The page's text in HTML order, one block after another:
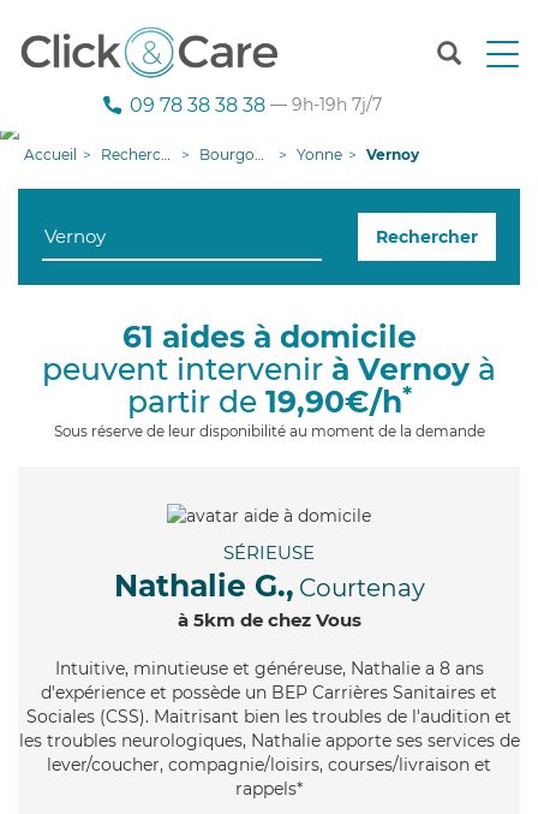
T
n
g
09 78 38 38 38 — 9h-19h 7j/7
Accueil Recherche aide à domicile Bourgogne-Franche-Comté Yonne Vernoy
Rechercher
61 aides à domicile
peuvent intervenir à Vernoy à
partir de 19,90€/h*
Sous réserve de leur disponibilité au moment de la demande
SÉRIEUSE
Nathalie G., Courtenay
à 5km de chez Vous
Intuitive, minutieuse et généreuse, Nathalie a 8 ans
d'expérience et possède un BEP Carrières Sanitaires et
Sociales (CSS). Maitrisant bien les troubles de l'audition et
les troubles neurologiques, Nathalie apporte ses services de
lever/coucher, compagnie/loisirs, courses/livraison et
rappels*